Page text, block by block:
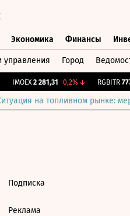
Экономика Финансы
управления Город
IMOEX 2 281,31 -0,2%↓ RGBITR
на топливном рынке:
Подписка
Реклама